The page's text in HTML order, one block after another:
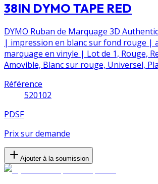
38IN DYMO TAPE RED
DYMO Ruban de Marquage 3D
| impression en blanc sur fond rouge |
marquage en vinyle | Lot de 1, Rouge,
Amovible, Blanc sur rouge, Universel,
Référence
520102
PDSF
Prix sur demande
Ajouter à la soumission